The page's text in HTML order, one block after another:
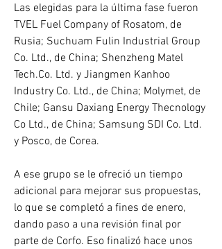
Las elegidas para la última fase fueron
TVEL Fuel Company of Rosatom, de
Rusia; Suchuam Fulin Industrial Group
Co. Ltd., de China; Shenzheng Matel
Tech.Co. Ltd. y Jiangmen Kanhoo
Industry Co. Ltd., de China; Molymet, de
Chile; Gansu Daxiang Energy Thecnology
Co Ltd., de China; Samsung SDI Co. Ltd.
y Posco, de Corea.
A ese grupo se le ofreció un tiempo
adicional para mejorar sus propuestas,
lo que se completó a fines de enero,
dando paso a una revisión final por
parte de Corfo. Eso finalizó hace unos